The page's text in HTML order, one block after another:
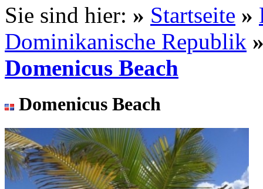
Sie sind hier: » Startseite »
Dominikanische Republik
Domenicus Beach
Domenicus Beach